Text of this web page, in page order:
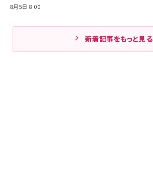
8月5日 8:00
新着記事をもっと見る